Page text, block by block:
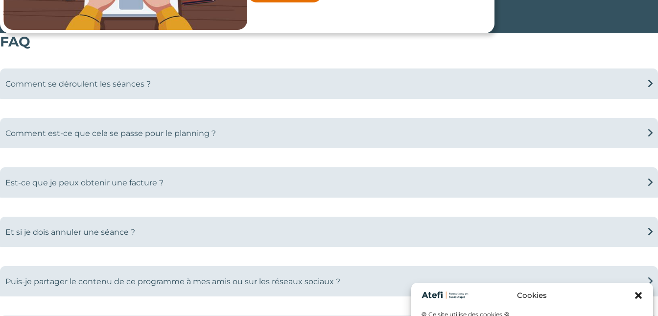
Cookies
🍪 Ce site utilise des cookies 🍪
FAQ
Comment se déroulent les séances ?
Comment est-ce que cela se passe pour le planning ?
Est-ce que je peux obtenir une facture ?
Et si je dois annuler une séance ?
Puis-je partager le contenu de ce programme à mes amis ou sur les réseaux sociaux ?